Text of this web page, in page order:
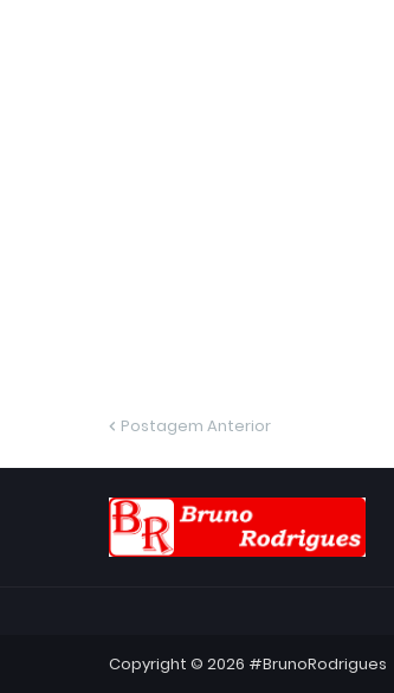
Postagem Anterior
Copyright © 2026 #BrunoRodrigues